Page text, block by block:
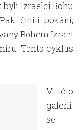
byli Izraelci Bohu
činili pokání,
Bohem Izrael
Tento cyklus
V této
galerii
se